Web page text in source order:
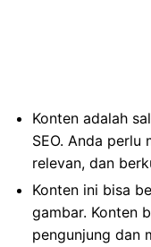
Konten adalah
SEO. Anda
relevan, dan
Konten ini bisa
gambar. Konten
pengunjung dan